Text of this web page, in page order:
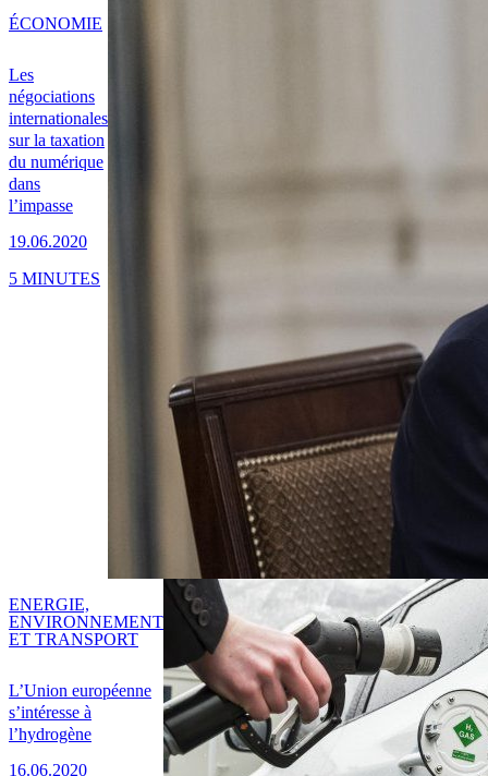
Les
négociations
internationales
sur la taxation
du numérique
dans
l’impasse
19.06.2020
ÉCONOMIE
5 MINUTES
L’Union européenne
s’intéresse à
l’hydrogène
16.06.2020
ENERGIE,
ENVIRONNEMENT
ET TRANSPORT